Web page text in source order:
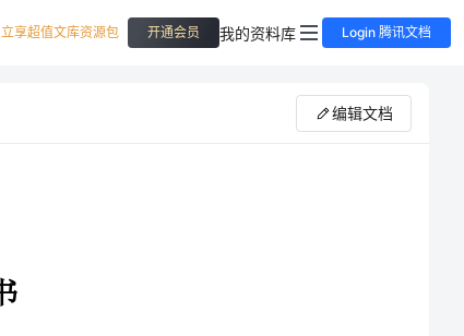
立享超值文库资源包 开通会员 我的资料库 Login 腾讯文档
编辑文档